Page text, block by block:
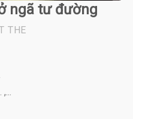
ngã tư đường
THE